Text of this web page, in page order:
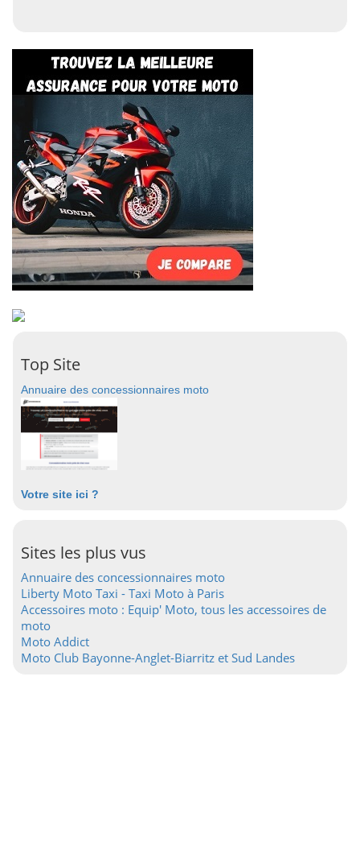
Top Site
Annuaire des concessionnaires moto
Votre site ici ?
Sites les plus vus
Annuaire des concessionnaires moto
Liberty Moto Taxi - Taxi Moto à Paris
Accessoires moto : Equip' Moto, tous les accessoires de
moto
Moto Addict
Moto Club Bayonne-Anglet-Biarritz et Sud Landes